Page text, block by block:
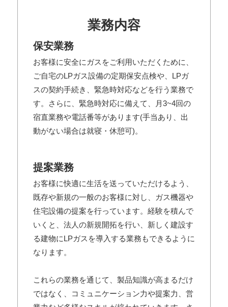
業務内容
保安業務
お客様に安全にガスをご利用いただくために、
ご自宅のLPガス設備の定期保安点検や、LPガ
スの契約手続き、緊急時対応などを行う業務で
す。さらに、緊急時対応に備えて、月3~4回の
宿直業務や電話番等があります(手当あり、出
動がない場合は就寝・休憩可)。
提案業務
お客様に快適に生活を送っていただけるよう、
既存や新規の一般のお客様に対し、ガス機器や
住宅設備の提案を行っています。経験を積んで
いくと、法人の新規開拓を行い、新しく建設す
る建物にLPガスを導入する業務もできるように
なります。
これらの業務を通じて、製品知識が高まるだけ
ではなく、コミュニケーション力や提案力、営